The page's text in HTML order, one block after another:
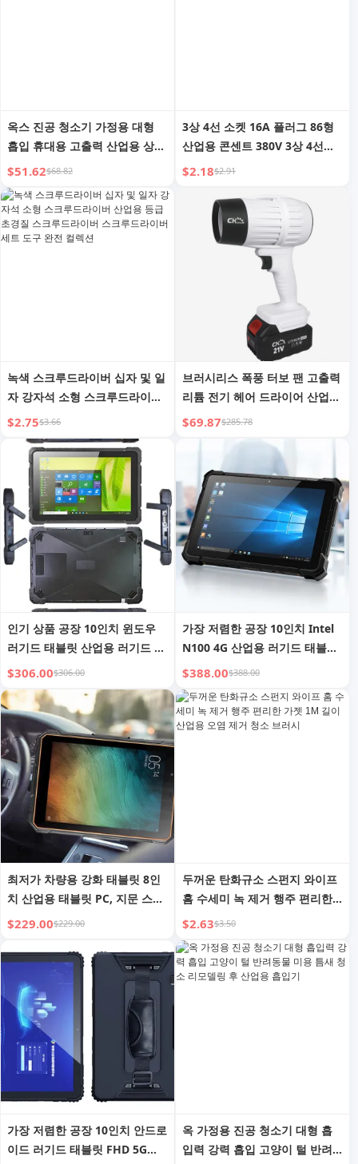
옥스 진공 청소기 가정용 대형
흡입 휴대용 고출력 산업용 상업
용 뷰티 틈새 흡입 기계 소형
$51.62$68.82
3상 4선 소켓 16A 플러그 86형
산업용 콘센트 380V 3상 4선
25A16 매립형 4홀 패널
$2.18$2.91
녹색 스크루드라이버 십자 및 일
자 강자석 소형 스크루드라이버
산업용 등급 초경질 스크루드라
이버 스크루드라이버 세트 도구
완전 컬렉션
$2.75$3.66
브러시리스 폭풍 터보 팬 고출력
리튬 전기 헤어 드라이어 산업용
먼지 제거 총
$69.87$285.78
인기 상품 공장 10인치 윈도우
러기드 태블릿 산업용 러기드 태
블릿 4G 2D 바코드 NFC 지문 인
식 GPS RJ45 RS232 USB3.0
$306.00$306.00
가장 저렴한 공장 10인치 Intel
N100 4G 산업용 러기드 태블릿
PC NFC 바코드 RJ45 RS232 도
킹 스테이션 윈도우 러기드 태블
릿
$388.00$388.00
최저가 차량용 강화 태블릿 8인
치 산업용 태블릿 PC, 지문 스캐
너, 차량 거치대, 4G GPS 차량
$229.00$229.00
두꺼운 탄화규소 스펀지 와이프
홈 수세미 녹 제거 행주 편리한
가젯 1M 길이 산업용 오염 제거
청소 브러시
$2.63$3.50
가장 저렴한 공장 10인치 안드로
이드 러기드 태블릿 FHD 5G
옥 가정용 진공 청소기 대형 흡
입력 강력 흡입 고양이 털 반려